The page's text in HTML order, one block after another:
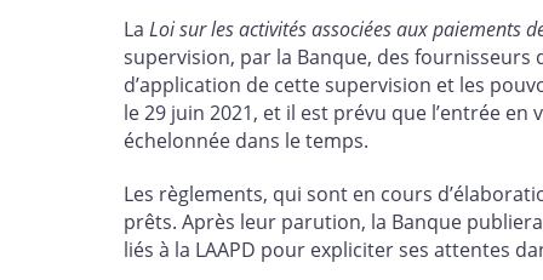
La Loi sur les activités associées aux paiements
supervision, par la Banque, des
d’application de cette supervision et les
le 29 juin 2021, et il est prévu que l’entrée
échelonnée dans le temps.
Les règlements, qui sont en cours
prêts. Après leur parution, la Banque
liés à la LAAPD pour expliciter ses attentes